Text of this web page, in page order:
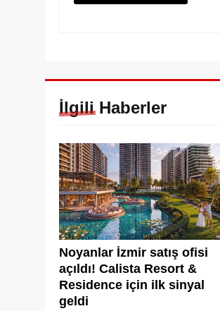
İlgili Haberler
Noyanlar İzmir satış ofisi
açıldı! Calista Resort &
Residence için ilk sinyal
geldi